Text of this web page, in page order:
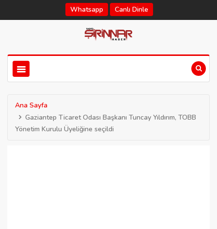
Whatsapp Canlı Dinle
Ana Sayfa
Gaziantep Ticaret Odası Başkanı Tuncay Yıldırım, TOBB
Yönetim Kurulu Üyeliğine seçildi